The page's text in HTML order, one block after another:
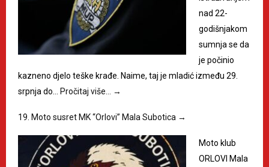
nad 22-
godišnjakom
sumnja se da
je počinio
kazneno djelo teške krađe. Naime, taj je mladić između 29.
srpnja do… Pročitaj više… →
19. Moto susret MK “Orlovi” Mala Subotica →
Moto klub
ORLOVI Mala